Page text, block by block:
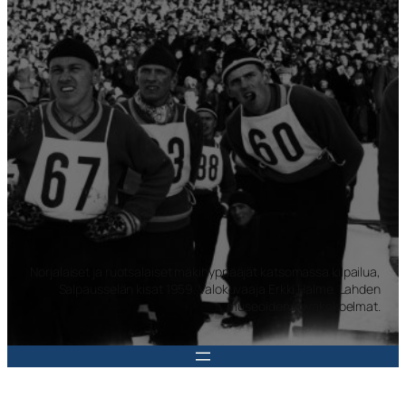
Norjalaiset ja ruotsalaiset mäkihyppääjät katsomassa kilpailua,
Salpausselän kisat 1959. Valokuvaaja Erkki Halme. Lahden
museoiden kuvakokoelmat.